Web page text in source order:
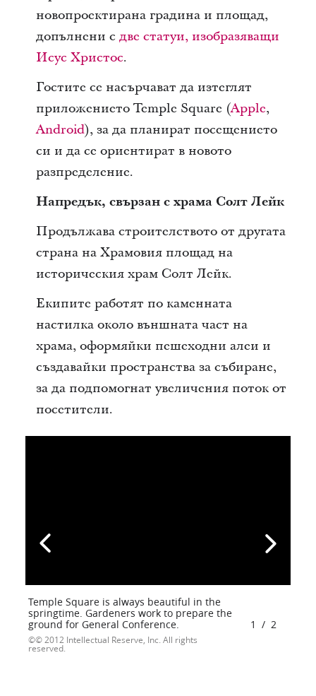
новопроектирана градина и площад,
допълнени с две статуи, изобразяващи
Исус Христос.
Гостите се насърчават да изтеглят
приложението Temple Square (Apple,
Android), за да планират посещението
си и да се ориентират в новото
разпределение.
Напредък, свързан с храма Солт Лейк
Продължава строителството от другата
страна на Храмовия площад на
историческия храм Солт Лейк.
Екипите работят по каменната
настилка около външната част на
храма, оформяйки пешеходни алеи и
създавайки пространства за събиране,
за да подпомогнат увеличения поток от
посетители.
Temple Square is always beautiful in the
springtime. Gardeners work to prepare the
ground for General Conference.
© 2012 Intellectual Reserve, Inc. All rights
reserved.
1 / 2